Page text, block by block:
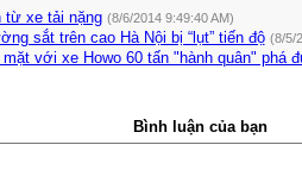
từ xe tải nặng (8/6/2014 9:49:40 AM)
sắt trên cao Hà Nội bị “lụt” tiến độ (8/5/
mặt với xe Howo 60 tấn "hành quân" phá
Bình luận của bạn